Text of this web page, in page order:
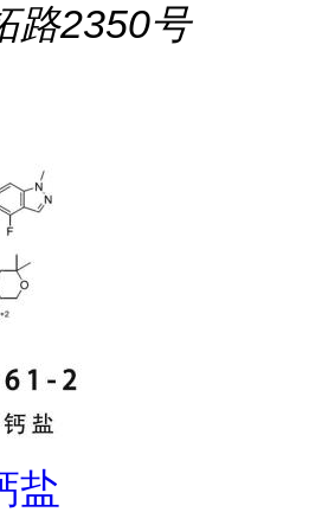
路2350号
盐